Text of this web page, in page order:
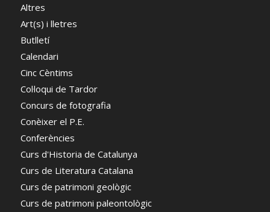
Altres
Art(s) i lletres
Butlletí
Calendari
Cinc Cèntims
Col·loqui de Tardor
Concurs de fotografia
Conèixer el P.E.
Conferències
Curs d'Historia de Catalunya
Curs de Literatura Catalana
Curs de patrimoni geològic
Curs de patrimoni paleontològic